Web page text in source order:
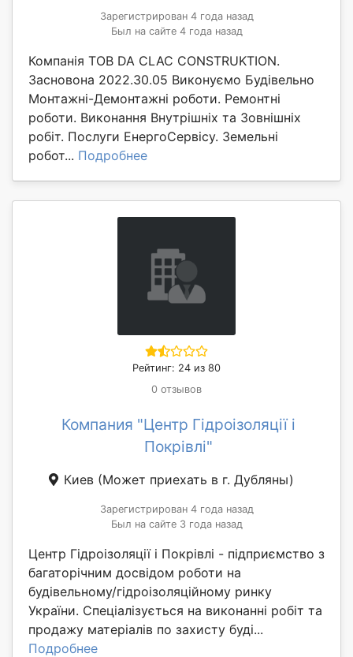
Зарегистрирован 4 года назад
Был на сайте 4 года назад
Компанія ТОВ DA CLAC CONSTRUKTION.
Засновона 2022.30.05 Виконуємо Будівельно
Монтажні-Демонтажні роботи. Ремонтні
роботи. Виконання Внутрішніх та Зовнішніх
робіт. Послуги ЕнергоСервісу. Земельні
робот... Подробнее
Рейтинг: 24 из 80
0 отзывов
Компания "Центр Гідроізоляції і
Покрівлі"
Киев (Может приехать в г. Дубляны)
Зарегистрирован 4 года назад
Был на сайте 3 года назад
Центр Гідроізоляції і Покрівлі - підприємство з
багаторічним досвідом роботи на
будівельному/гідроізоляційному ринку
України. Спеціалізується на виконанні робіт та
продажу матеріалів по захисту буді...
Подробнее